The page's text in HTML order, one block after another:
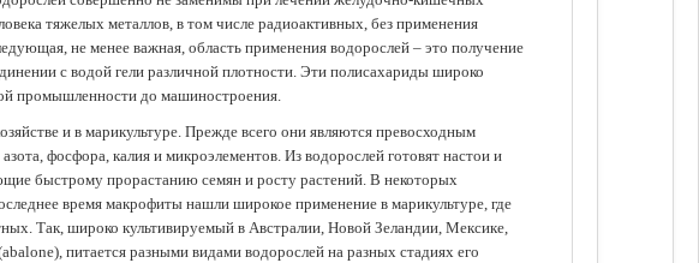
тяжелых металлов, в том числе радиоактивных, без применения
не менее важная, область применения водорослей – это получение
с водой гели различной плотности. Эти полисахариды широко
промышленности до машиностроения.
и в марикультуре. Прежде всего они являются превосходным
фосфора, калия и микроэлементов. Из водорослей готовят настои и
быстрому прорастанию семян и росту растений. В некоторых
время макрофиты нашли широкое применение в марикультуре, где
Так, широко культивируемый в Австралии, Новой Зеландии, Мексике,
питается разными видами водорослей на разных стадиях его